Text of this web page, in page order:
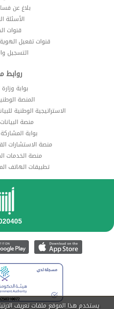
بلاغ عن
الأسئلة
قنوات
قنوات تفعيل
التسجيل
روابط
بوابة
المنصة
الاستراتيجية الوطنية
منصة
بوابة
منصة الاستشارات
منصة الخدمات
تطبيقات الهاتف
يستخدم هذا الموقع ملفات تعريف